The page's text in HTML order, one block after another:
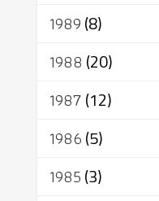
1989(8)
1988 (20)
1987(12)
1986(5)
1985(3)